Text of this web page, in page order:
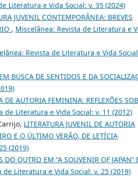
Literatura e Vida Social: v. 35 (2024)
JUVENIL CONTEMPORÂNEA: BREVES
, Miscelânea: Revista de Literatura e
Revista de Literatura e Vida
BUSCA DE SENTIDOS E DA
AUTORIA FEMININA: REFLEXÕES
de Literatura e Vida Social: v. 11 (2012)
LITERATURA JUVENIL DE AUTORIA
E O ÚLTIMO VERÃO, DE LETÍCIA
(2019)
OUTRO EM “A SOUVENIR OF JAPAN”
de Literatura e Vida Social: v. 25 (2019)